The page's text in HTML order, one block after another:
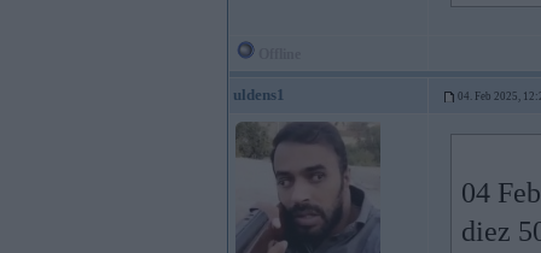
uldens1 04. Feb 2025,
04
diez